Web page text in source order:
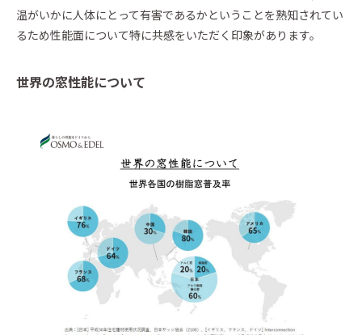
Official Instagram
温がいかに人体にとって有害であるかということを熟知されてい
るため性能面について特に共感をいただく印象があります。
世界の窓性能について